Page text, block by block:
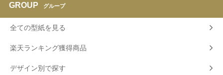
GROUP グループ
全ての型紙を見る
楽天ランキング獲得商品
デザイン別で探す